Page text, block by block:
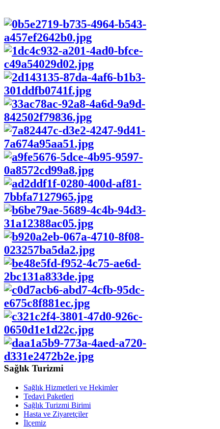
Sağlık Turizmi
Sağlık Hizmetleri ve Hekimler
Tedavi Paketleri
Sağlık Turizmi Birimi
Hasta ve Ziyaretçiler
İlçemiz